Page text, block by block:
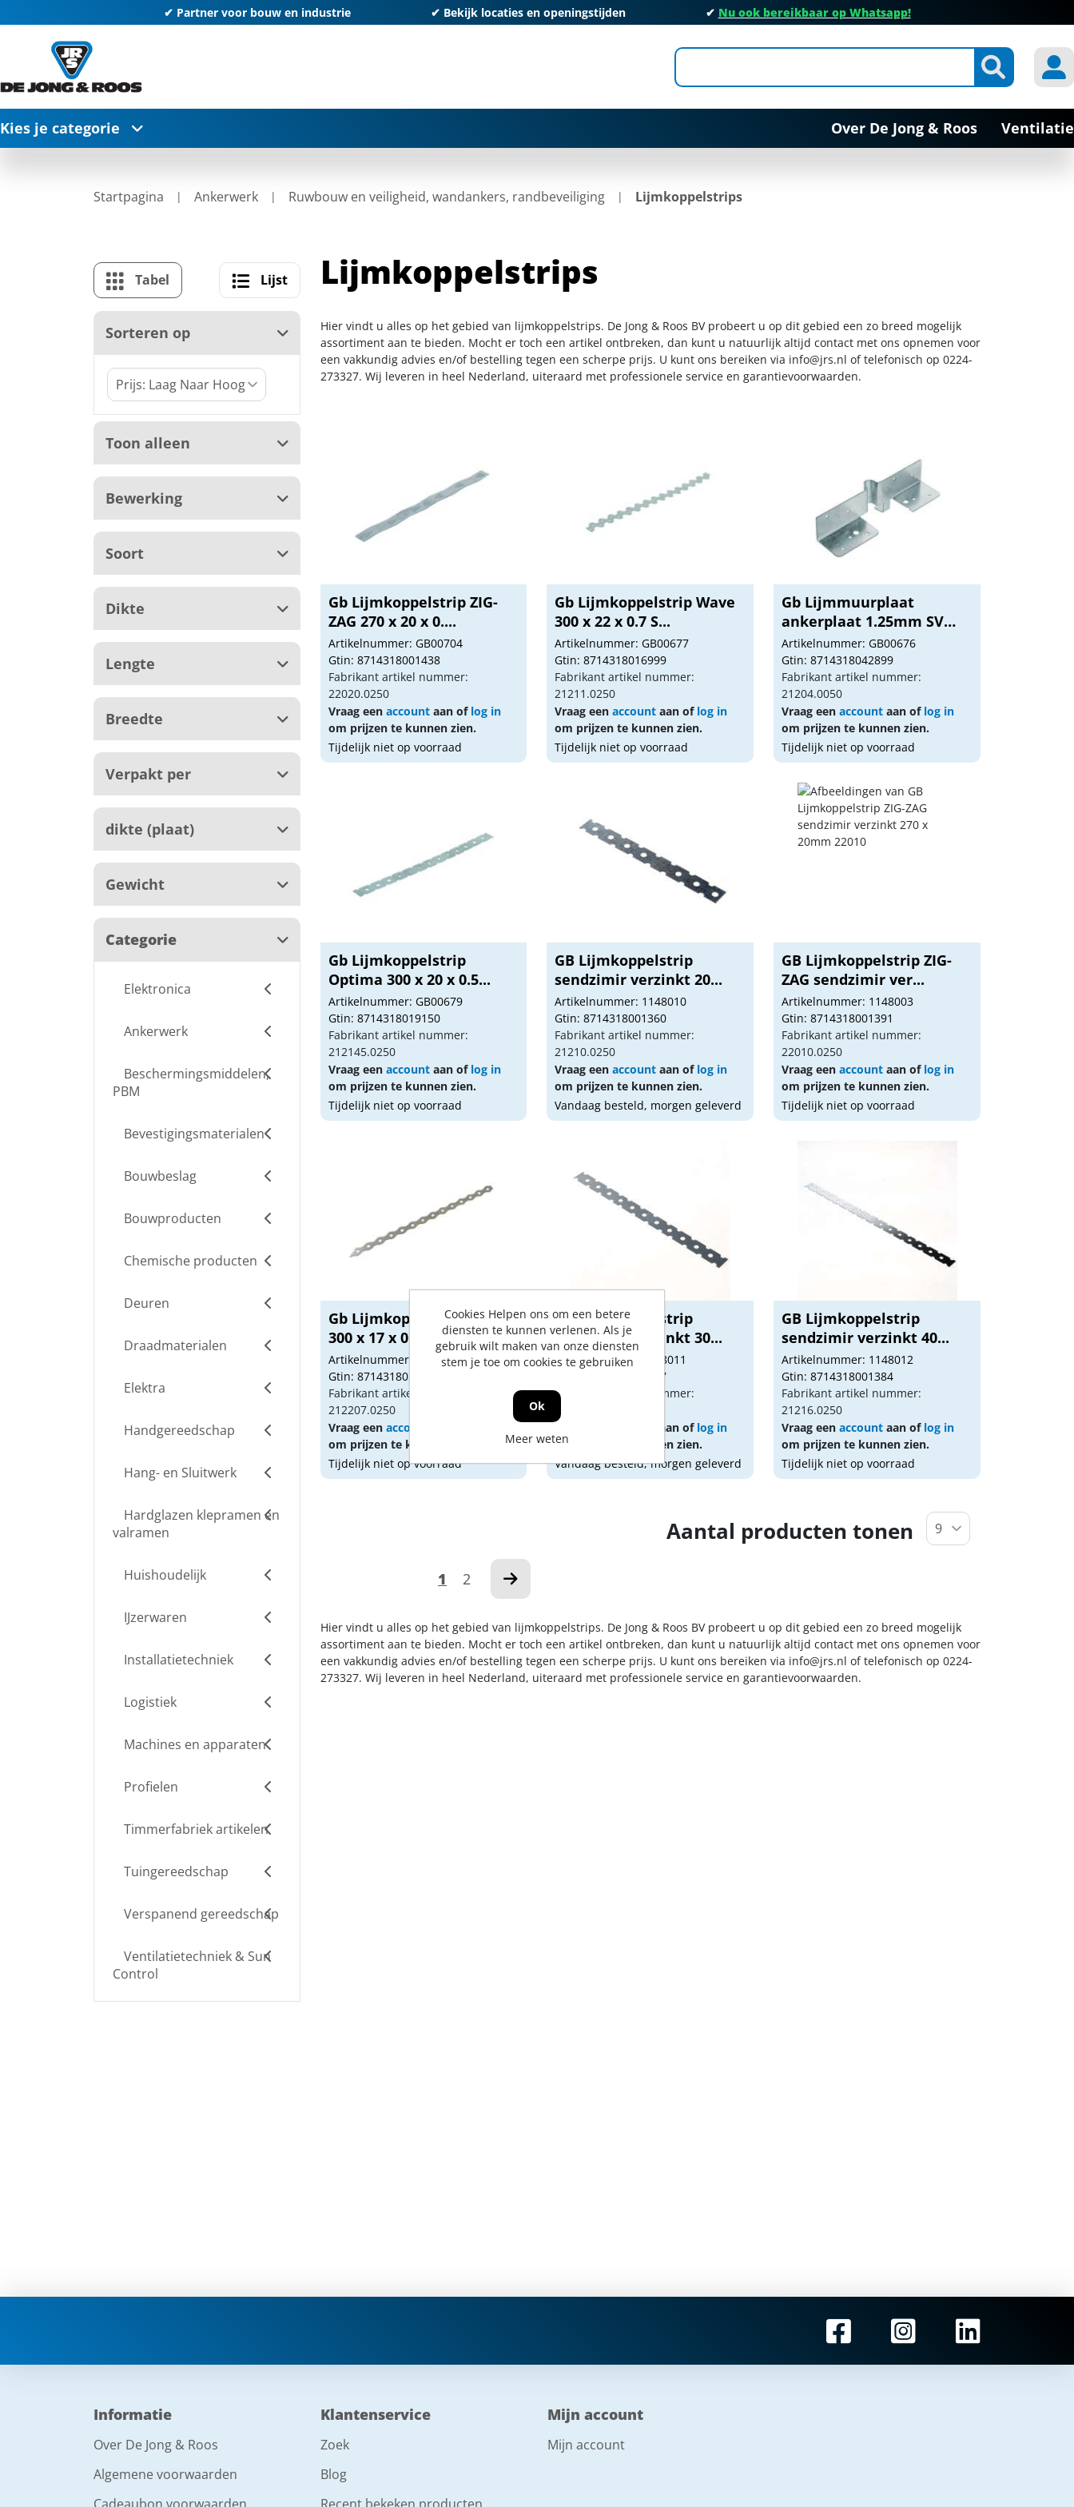
✔ Partner voor bouw en industrie ✔ Bekijk locaties en openingstijden ✔ Nu ook bereikbaar op Whatsapp!
Kies je categorie Over De Jong & Roos Ventilatie
Startpagina Ankerwerk Ruwbouw en veiligheid, wandankers, randbeveiliging Lijmkoppelstrips
Tabel Lijst
Sorteren op
Toon alleen
Bewerking
Soort
Dikte
Lengte
Breedte
Verpakt per
dikte (plaat)
Gewicht
Categorie
Elektronica
Ankerwerk
Beschermingsmiddelen,
PBM
Bevestigingsmaterialen
Bouwbeslag
Bouwproducten
Chemische producten
Deuren
Draadmaterialen
Elektra
Handgereedschap
Hang- en Sluitwerk
Hardglazen klepramen en
valramen
Huishoudelijk
IJzerwaren
Installatietechniek
Logistiek
Machines en apparaten
Profielen
Timmerfabriek artikelen
Tuingereedschap
Verspanend gereedschap
Ventilatietechniek & Sun
Control
Lijmkoppelstrips
Hier vindt u alles op het gebied van lijmkoppelstrips. De Jong & Roos BV probeert u op dit gebied een zo breed mogelijk
assortiment aan te bieden. Mocht er toch een artikel ontbreken, dan kunt u natuurlijk altijd contact met ons opnemen voor
een vakkundig advies en/of bestelling tegen een scherpe prijs. U kunt ons bereiken via info@jrs.nl of telefonisch op 0224-
273327. Wij leveren in heel Nederland, uiteraard met professionele service en garantievoorwaarden.
Gb Lijmkoppelstrip ZIG-
ZAG 270 x 20 x 0....
Artikelnummer: GB00704
Gtin: 8714318001438
Fabrikant artikel nummer:
22020.0250
Vraag een accountaan of log in
om prijzen te kunnen zien.
Tijdelijk niet op voorraad
Gb Lijmkoppelstrip Wave
300 x 22 x 0.7 S...
Artikelnummer: GB00677
Gtin: 8714318016999
Fabrikant artikel nummer:
21211.0250
Vraag eenaccount aan of log in
om prijzen te kunnen zien.
Tijdelijk niet op voorraad
Gb Lijmmuurplaat
ankerplaat 1.25mm SV
21...
Artikelnummer: GB00676
Gtin: 8714318042899
Fabrikant artikel nummer:
21204.0050
Vraag eenaccount aan of log in
om prijzen te kunnen zien.
Tijdelijk niet op voorraad
Gb Lijmkoppelstrip
Optima 300 x 20 x 0.5...
Artikelnummer: GB00679
Gtin: 8714318019150
Fabrikant artikel nummer:
212145.0250
Vraag een accountaan of log in
om prijzen te kunnen zien.
Tijdelijk niet op voorraad
GB Lijmkoppelstrip
sendzimir verzinkt 20...
Artikelnummer: 1148010
Gtin: 8714318001360
Fabrikant artikel nummer:
21210.0250
Vraag eenaccount aan of log in
om prijzen te kunnen zien.
Vandaag besteld, morgen geleverd
GB Lijmkoppelstrip ZIG-
ZAG sendzimir ver...
Artikelnummer: 1148003
Gtin: 8714318001391
Fabrikant artikel nummer:
22010.0250
Vraag eenaccount aan of log in
om prijzen te kunnen zien.
Tijdelijk niet op voorraad
Gb Lijmkoppelstrip Novo
300 x 17 x 0.5mm...
Artikelnummer: GB00683
Gtin: 8714318056902
Fabrikant artikel nummer:
212207.0250
Vraag een account
om prijzen te kunnen zien.
Tijdelijk niet op voorraad
GB Lijmkoppelstrip
sendzimir verzinkt 30...
Artikelnummer: 1148011
Gtin: 8714318001377
Fabrikant artikel nummer:
Vraag een
aan of log in
om prijzen te kunnen zien.
Vandaag besteld, morgen geleverd
GB Lijmkoppelstrip
sendzimir verzinkt 40...
Artikelnummer: 1148012
Gtin: 8714318001384
Fabrikant artikel nummer:
21216.0250
Vraag eenaccount aan of log in
om prijzen te kunnen zien.
Tijdelijk niet op voorraad
1 2
Aantal producten tonen
Hier vindt u alles op het gebied van lijmkoppelstrips. De Jong & Roos BV probeert u op dit gebied een zo breed mogelijk
assortiment aan te bieden. Mocht er toch een artikel ontbreken, dan kunt u natuurlijk altijd contact met ons opnemen voor
een vakkundig advies en/of bestelling tegen een scherpe prijs. U kunt ons bereiken via info@jrs.nl of telefonisch op 0224-
273327. Wij leveren in heel Nederland, uiteraard met professionele service en garantievoorwaarden.
Informatie
Over De Jong & Roos
Algemene voorwaarden
Klantenservice
Zoek
Blog
Mijn account
Mijn account
Cookies Helpen ons om een betere
diensten te kunnen verlenen. Als je
gebruik wilt maken van onze diensten
stem je toe om cookies te gebruiken
Ok
Meer weten